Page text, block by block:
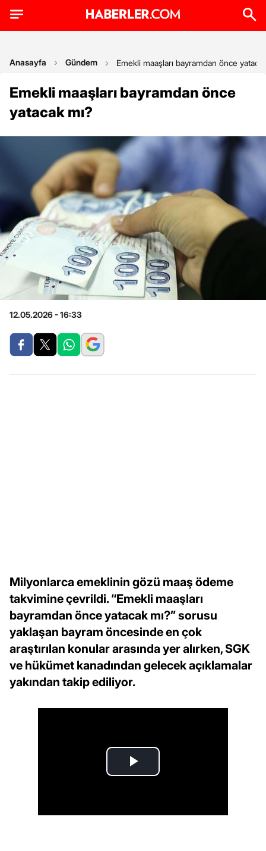
Anasayfa Gündem Emekli maaşları bayramdan önce
Emekli maaşları bayramdan önce
yatacak mı?
12.05.2026 - 16:33
Milyonlarca emeklinin gözü maaş ödeme
takvimine çevrildi. “Emekli maaşları
bayramdan önce yatacak mı?” sorusu
yaklaşan bayram öncesinde en çok
araştırılan konular arasında yer alırken, SGK
ve hükümet kanadından gelecek açıklamalar
yakından takip ediliyor.